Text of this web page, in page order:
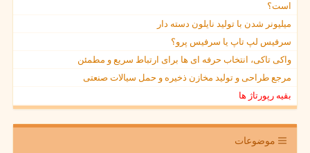
است؟
میلیونر شدن با تولید نایلون دسته دار
سرفیس لپ تاپ یا سرفیس پرو؟
واکی تاکی، انتخاب حرفه ای ها برای ارتباط سریع و مطمئن
مرجع طراحی و تولید مخازن ذخیره و حمل سیالات صنعتی
بقیه رپورتاژ ها
موضوعات